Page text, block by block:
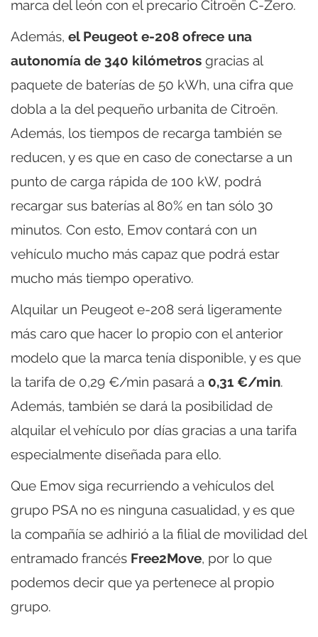
marca del león con el precario Citroën C-Zero.
Además, el Peugeot e-208 ofrece una
autonomía de 340 kilómetros gracias al
paquete de baterías de 50 kWh, una cifra que
dobla a la del pequeño urbanita de Citroën.
Además, los tiempos de recarga también se
reducen, y es que en caso de conectarse a un
punto de carga rápida de 100 kW, podrá
recargar sus baterías al 80% en tan sólo 30
minutos. Con esto, Emov contará con un
vehículo mucho más capaz que podrá estar
mucho más tiempo operativo.
Alquilar un Peugeot e-208 será ligeramente
más caro que hacer lo propio con el anterior
modelo que la marca tenía disponible, y es que
la tarifa de 0,29 €/min pasará a 0,31 €/min.
Además, también se dará la posibilidad de
alquilar el vehículo por días gracias a una tarifa
especialmente diseñada para ello.
Que Emov siga recurriendo a vehículos del
grupo PSA no es ninguna casualidad, y es que
la compañía se adhirió a la filial de movilidad del
entramado francés Free2Move, por lo que
podemos decir que ya pertenece al propio
grupo.